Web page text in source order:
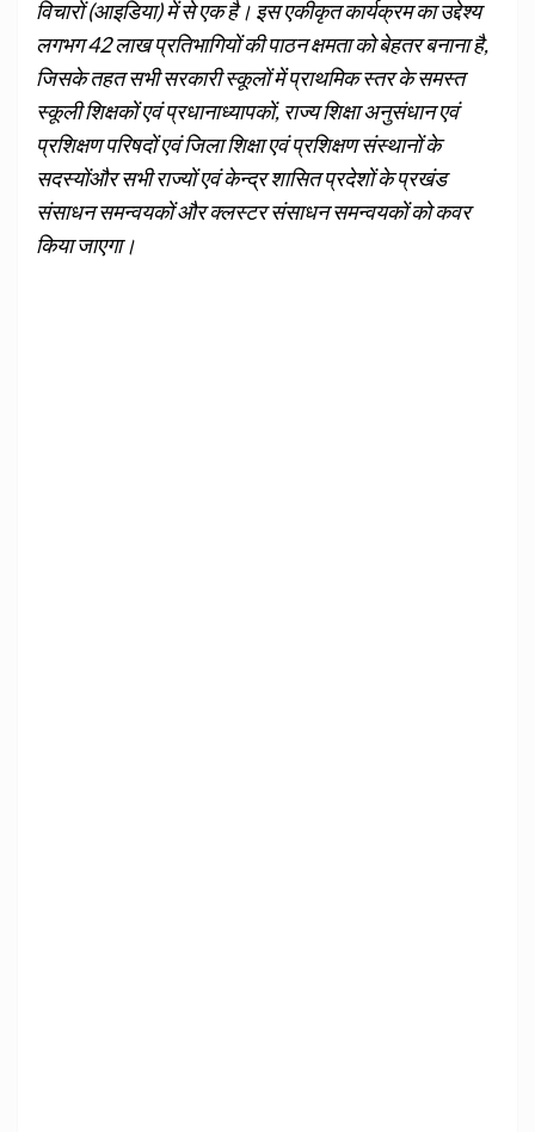
विचारों (आइडिया) में से एक है। इस एकीकृत कार्यक्रम का उद्देश्‍य
लगभग 42 लाख प्रतिभागियों की पाठन क्षमता को बेहतर बनाना है,
जिसके तहत सभी सरकारी स्‍कूलों में प्राथमिक स्‍तर के समस्‍त
स्‍कूली शिक्षकों एवं प्रधानाध्‍यापकों, राज्‍य शिक्षा अनुसंधान एवं
प्रशिक्षण परिषदों एवं जिला शिक्षा एवं प्रशिक्षण संस्‍थानों के
सदस्‍योंऔर सभी राज्‍यों एवं केन्‍द्र शासित प्रदेशों के प्रखंड
संसाधन समन्‍वयकों और क्‍लस्‍टर संसाधन समन्‍वयकों को कवर
किया जाएगा।